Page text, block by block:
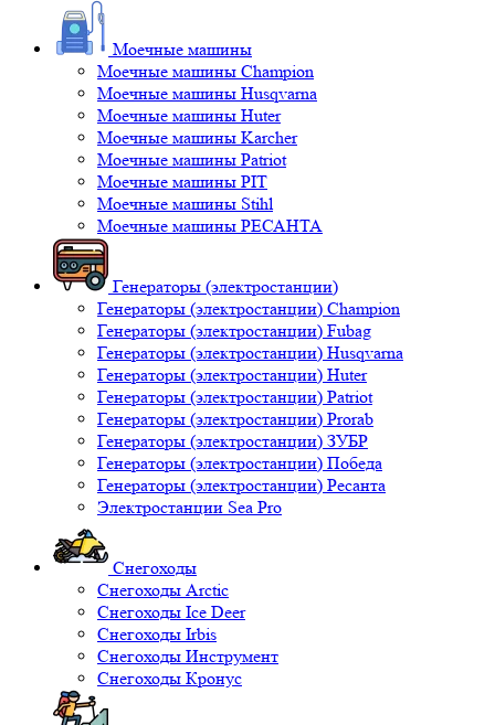
Моечные машины
Моечные машины Champion
Моечные машины Husqvarna
Моечные машины Huter
Моечные машины Karcher
Моечные машины Patriot
Моечные машины PIT
Моечные машины Stihl
Моечные машины РЕСАНТА
Генераторы (электростанции)
Генераторы (электростанции) Champion
Генераторы (электростанции) Fubag
Генераторы (электростанции) Husqvarna
Генераторы (электростанции) Huter
Генераторы (электростанции) Patriot
Генераторы (электростанции) Prorab
Генераторы (электростанции) ЗУБР
Генераторы (электростанции) Победа
Генераторы (электростанции) Ресанта
Электростанции Sea Pro
Снегоходы
Снегоходы Arctic
Снегоходы Ice Deer
Снегоходы Irbis
Снегоходы Инструмент
Снегоходы Кронус